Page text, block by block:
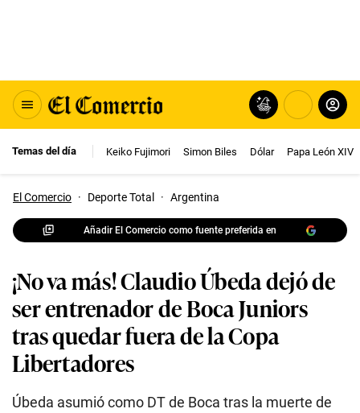
Temas del día Keiko Fujimori Simon Biles Dólar Papa León XIV
El Comercio · Deporte Total · Argentina
Añadir El Comercio como fuente preferida en
¡No va más! Claudio Úbeda dejó de
ser entrenador de Boca Juniors
tras quedar fuera de la Copa
Libertadores
Úbeda asumió como DT de Boca tras la muerte de